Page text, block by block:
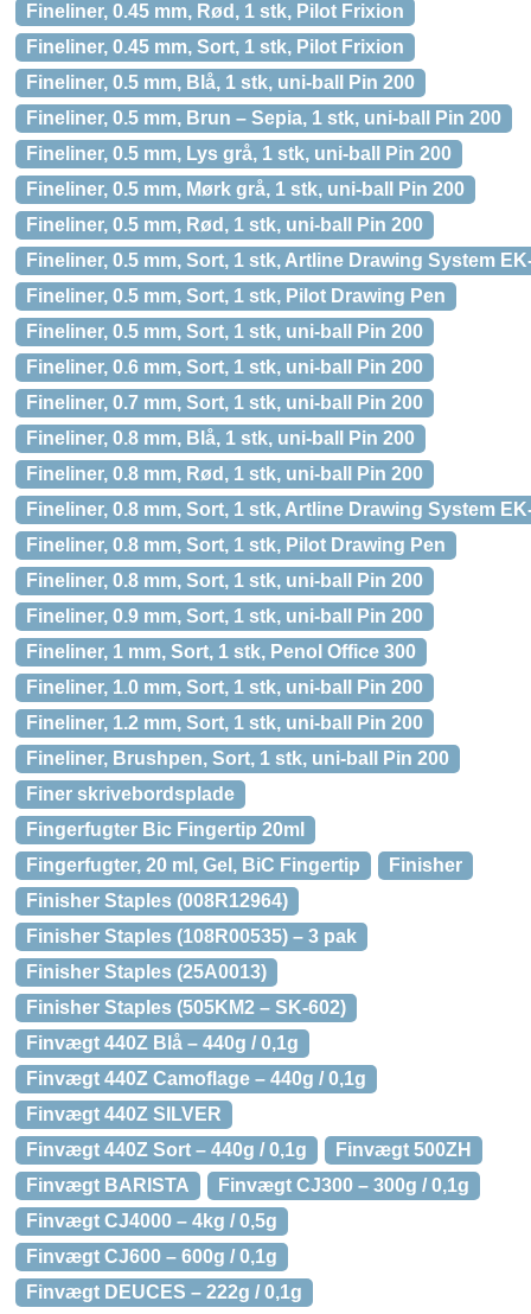
Fineliner, 0.45 mm, Rød, 1 stk, Pilot Frixion
Fineliner, 0.45 mm, Sort, 1 stk, Pilot Frixion
Fineliner, 0.5 mm, Blå, 1 stk, uni-ball Pin 200
Fineliner, 0.5 mm, Brun – Sepia, 1 stk, uni-ball Pin 200
Fineliner, 0.5 mm, Lys grå, 1 stk, uni-ball Pin 200
Fineliner, 0.5 mm, Mørk grå, 1 stk, uni-ball Pin 200
Fineliner, 0.5 mm, Rød, 1 stk, uni-ball Pin 200
Fineliner, 0.5 mm, Sort, 1 stk, Artline Drawing System
Fineliner, 0.5 mm, Sort, 1 stk, Pilot Drawing Pen
Fineliner, 0.5 mm, Sort, 1 stk, uni-ball Pin 200
Fineliner, 0.6 mm, Sort, 1 stk, uni-ball Pin 200
Fineliner, 0.7 mm, Sort, 1 stk, uni-ball Pin 200
Fineliner, 0.8 mm, Blå, 1 stk, uni-ball Pin 200
Fineliner, 0.8 mm, Rød, 1 stk, uni-ball Pin 200
Fineliner, 0.8 mm, Sort, 1 stk, Artline Drawing System
Fineliner, 0.8 mm, Sort, 1 stk, Pilot Drawing Pen
Fineliner, 0.8 mm, Sort, 1 stk, uni-ball Pin 200
Fineliner, 0.9 mm, Sort, 1 stk, uni-ball Pin 200
Fineliner, 1 mm, Sort, 1 stk, Penol Office 300
Fineliner, 1.0 mm, Sort, 1 stk, uni-ball Pin 200
Fineliner, 1.2 mm, Sort, 1 stk, uni-ball Pin 200
Fineliner, Brushpen, Sort, 1 stk, uni-ball Pin 200
Finer skrivebordsplade
Fingerfugter Bic Fingertip 20ml
Fingerfugter, 20 ml, Gel, BiC Fingertip
Finisher
Finisher Staples (008R12964)
Finisher Staples (108R00535) – 3 pak
Finisher Staples (25A0013)
Finisher Staples (505KM2 – SK-602)
Finvægt 440Z Blå – 440g / 0,1g
Finvægt 440Z Camoflage – 440g / 0,1g
Finvægt 440Z SILVER
Finvægt 440Z Sort – 440g / 0,1g
Finvægt 500ZH
Finvægt BARISTA
Finvægt CJ300 – 300g / 0,1g
Finvægt CJ4000 – 4kg / 0,5g
Finvægt CJ600 – 600g / 0,1g
Finvægt DEUCES – 222g / 0,1g